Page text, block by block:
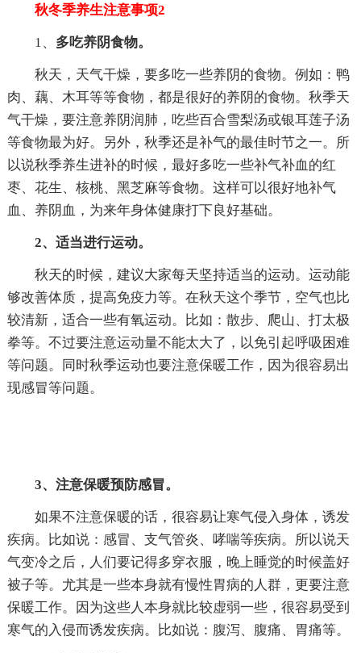
秋冬季养生注意事项2
1、 多吃养阴食物。
秋天，天气干燥，要多吃一些养阴的食物。例如：鸭
肉、藕、木耳等等食物，都是很好的养阴的食物。秋季天
气干燥，要注意养阴润肺，吃些百合雪梨汤或银耳莲子汤
等食物最为好。另外，秋季还是补气的最佳时节之一。所
以说秋季养生进补的时候，最好多吃一些补气补血的红
枣、花生、核桃、黑芝麻等食物。这样可以很好地补气
血、养阴血，为来年身体健康打下良好基础。
2、适当进行运动。
秋天的时候，建议大家每天坚持适当的运动。运动能
够改善体质，提高免疫力等。在秋天这个季节，空气也比
较清新，适合一些有氧运动。比如：散步、爬山、打太极
拳等。不过要注意运动量不能太大了，以免引起呼吸困难
等问题。同时秋季运动也要注意保暖工作，因为很容易出
现感冒等问题。
3、注意保暖预防感冒。
如果不注意保暖的话，很容易让寒气侵入身体，诱发
疾病。比如说：感冒、支气管炎、哮喘等疾病。所以说天
气变冷之后，人们要记得多穿衣服，晚上睡觉的时候盖好
被子等。尤其是一些本身就有慢性胃病的人群，更要注意
保暖工作。因为这些人本身就比较虚弱一些，很容易受到
寒气的入侵而诱发疾病。比如说：腹泻、腹痛、胃痛等。